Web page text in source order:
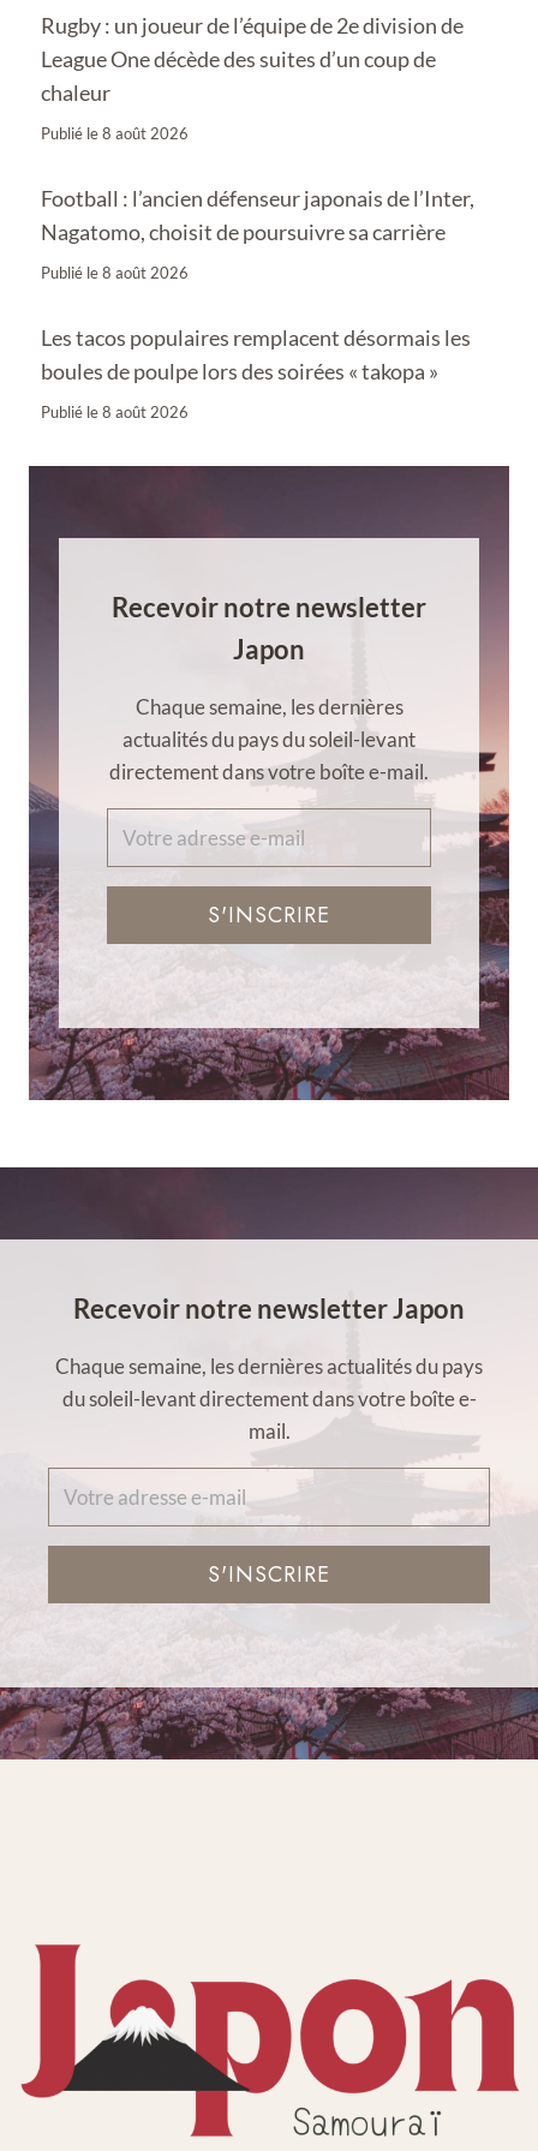
Rugby : un joueur de l’équipe de 2e division de
League One décède des suites d’un coup de
chaleur
Publié le8 août 2026
Football : l’ancien défenseur japonais de l’Inter,
Nagatomo, choisit de poursuivre sa carrière
Publié le8 août 2026
Les tacos populaires remplacent désormais les
boules de poulpe lors des soirées « takopa »
Publié le8 août 2026
Recevoir notre newsletter
Japon
Chaque semaine, les dernières
actualités du pays du soleil-levant
directement dans votre boîte e-mail.
S'INSCRIRE
Recevoir notre newsletter Japon
Chaque semaine, les dernières actualités du pays
du soleil-levant directement dans votre boîte e-
mail.
S'INSCRIRE